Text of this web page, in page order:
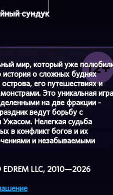
сундук
мир, который уже
о сложных буднях
его путешествиях и
Это уникальная игра
на две фракции -
ведут борьбу с
Нелегкая судьба
в конфликт богов и их
и незабываемыми
LLC, 2010—2026